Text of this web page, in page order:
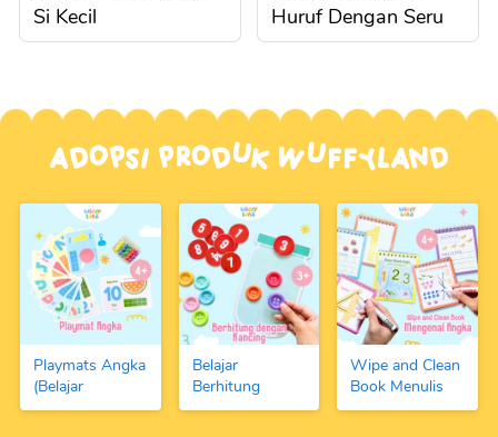
Si Kecil
Huruf Dengan Seru
Adopsi Produk Wuffyland
Playmats Angka
(Belajar
Berhitung 1-10
Belajar
Berhitung
Dengan Kancing
Wipe and Clean
Book Menulis
Angka dan